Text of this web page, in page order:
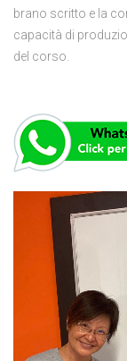
brano scritto e la
capacità di
del corso.